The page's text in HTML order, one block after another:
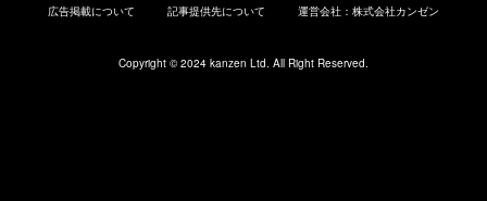
広告掲載について 記事提供先について 運営会社：株式会社カンゼン
Copyright © 2024 kanzen Ltd. All Right Reserved.